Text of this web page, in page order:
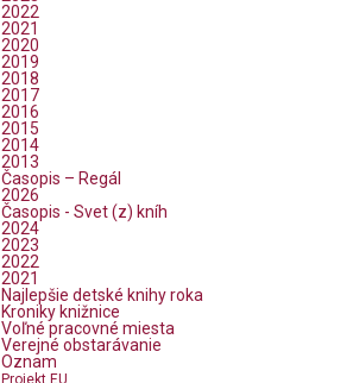
2022
2021
2020
2019
2018
2017
2016
2015
2014
2013
Časopis – Regál
2026
Časopis - Svet (z) kníh
2024
2023
2022
2021
Najlepšie detské knihy roka
Kroniky knižnice
Voľné pracovné miesta
Verejné obstarávanie
Oznam